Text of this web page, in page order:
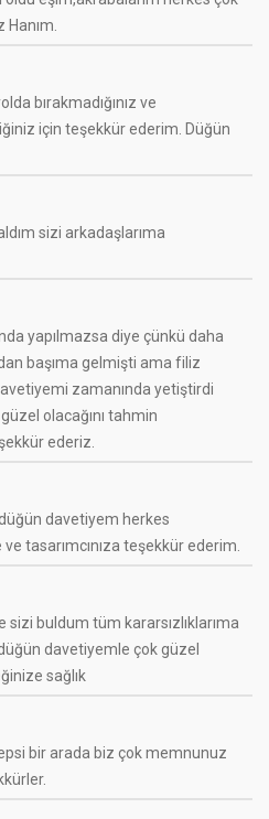
bırakmadığınız ve
için teşekkür ederim. Düğün
sizi arkadaşlarıma
yapılmazsa diye çünkü daha
başıma gelmişti ama filiz
zamanında yetiştirdi
olacağını tahmin
ederiz.
düğün davetiyem herkes
tasarımcınıza teşekkür ederim.
sizi buldum tüm kararsızlıklarıma
davetiyemle çok güzel
sağlık
bir arada biz çok memnunuz